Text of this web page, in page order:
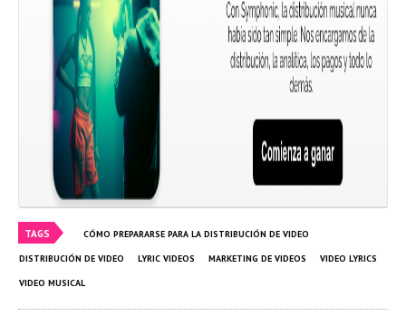
TAGS CÓMO PREPARARSE PARA LA DISTRIBUCIÓN DE VIDEO
DISTRIBUCIÓN DE VIDEO LYRIC VIDEOS MARKETING DE VIDEOS VIDEO LYRICS
VIDEO MUSICAL